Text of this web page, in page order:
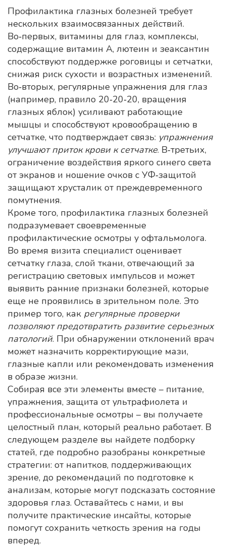
Профилактика глазных болезней требует
нескольких взаимосвязанных действий.
Во‑первых, витамины для глаз, комплексы,
содержащие витамин A, лютеин и зеаксантин
способствуют поддержке роговицы и сетчатки,
снижая риск сухости и возрастных изменений.
Во‑вторых, регулярные упражнения для глаз
(например, правило 20‑20‑20, вращения
глазных яблок) усиливают работающие
мышцы и способствуют кровообращению в
сетчатке, что подтверждает связь: упражнения
улучшают приток крови к сетчатке. В‑третьих,
ограничение воздействия яркого синего света
от экранов и ношение очков с УФ‑защитой
защищают хрусталик от преждевременного
помутнения.
Кроме того, профилактика глазных болезней
подразумевает своевременные
профилактические осмотры у офтальмолога.
Во время визита специалист оценивает
сетчатку глаза, слой ткани, отвечающий за
регистрацию световых импульсов и может
выявить ранние признаки болезней, которые
еще не проявились в зрительном поле. Это
пример того, как регулярные проверки
позволяют предотвратить развитие серьезных
патологий. При обнаружении отклонений врач
может назначить корректирующие мази,
глазные капли или рекомендовать изменения
в образе жизни.
Собирая все эти элементы вместе – питание,
упражнения, защита от ультрафиолета и
профессиональные осмотры – вы получаете
целостный план, который реально работает. В
следующем разделе вы найдете подборку
статей, где подробно разобраны конкретные
стратегии: от напитков, поддерживающих
зрение, до рекомендаций по подготовке к
анализам, которые могут подсказать состояние
здоровья глаз. Оставайтесь с нами, и вы
получите практические инсайты, которые
помогут сохранить четкость зрения на годы
вперед.